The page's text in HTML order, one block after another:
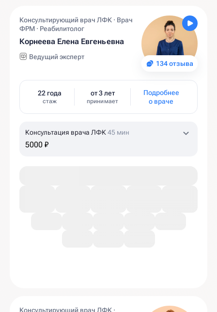
134 отзыва
Консультирующий врач ЛФК · Врач
ФРМ · Реабилитолог
Корнеева Елена Евгеньевна
Ведущий эксперт
22 года
стаж
от 3 лет
принимает
Подробнее
о враче
Консультация врача ЛФК45 мин
5000 ₽
Консультирующий врач ЛФК ·